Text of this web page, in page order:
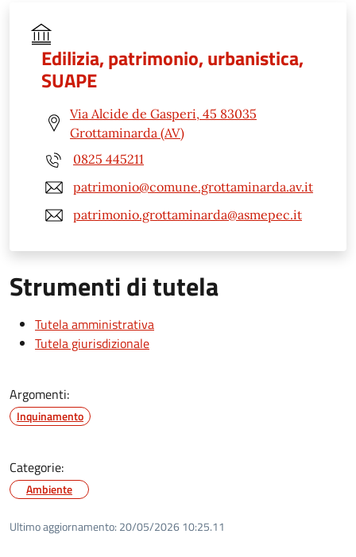
Edilizia, patrimonio, urbanistica,
SUAPE
Via Alcide de Gasperi, 45 83035
Grottaminarda (AV)
0825 445211
patrimonio@comune.grottaminarda.av.it
patrimonio.grottaminarda@asmepec.it
Strumenti di tutela
Tutela amministrativa
Tutela giurisdizionale
Argomenti:
Inquinamento
Categorie:
Ambiente
Ultimo aggiornamento: 20/05/2026 10:25.11